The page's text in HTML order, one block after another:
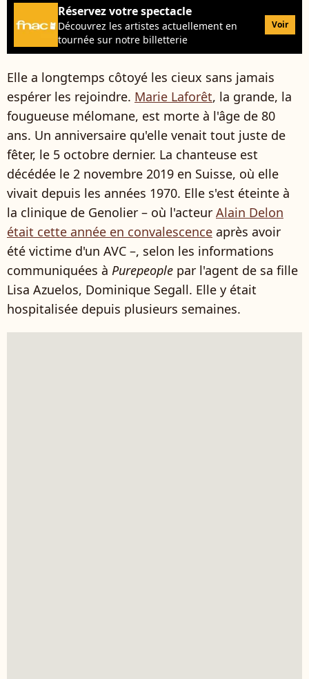
Réservez votre spectacle
Découvrez les artistes actuellement en
tournée sur notre billetterie
Voir
Elle a longtemps côtoyé les cieux sans jamais
espérer les rejoindre. Marie Laforêt, la grande, la
fougueuse mélomane, est morte à l'âge de 80
ans. Un anniversaire qu'elle venait tout juste de
fêter, le 5 octobre dernier. La chanteuse est
décédée le 2 novembre 2019 en Suisse, où elle
vivait depuis les années 1970. Elle s'est éteinte à
la clinique de Genolier – où l'acteur Alain Delon
était cette année en convalescence après avoir
été victime d'un AVC –, selon les informations
communiquées à Purepeople par l'agent de sa fille
Lisa Azuelos, Dominique Segall. Elle y était
hospitalisée depuis plusieurs semaines.